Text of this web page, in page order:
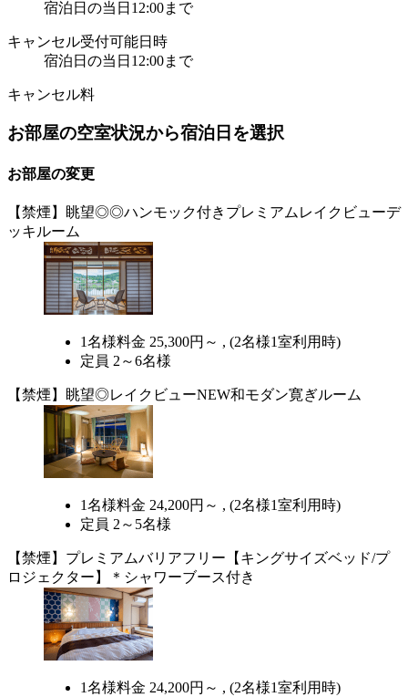
宿泊日の当日12:00まで
キャンセル受付可能日時
宿泊日の当日12:00まで
キャンセル料
お部屋の空室状況から宿泊日を選択
お部屋の変更
【禁煙】眺望◎◎ハンモック付きプレミアムレイクビューデ
ッキルーム
1名様料金 25,300円～ , (2名様1室利用時)
定員 2～6名様
【禁煙】眺望◎レイクビューNEW和モダン寛ぎルーム
1名様料金 24,200円～ , (2名様1室利用時)
定員 2～5名様
【禁煙】プレミアムバリアフリー【キングサイズベッド/プ
ロジェクター】＊シャワーブース付き
1名様料金 24,200円～ , (2名様1室利用時)